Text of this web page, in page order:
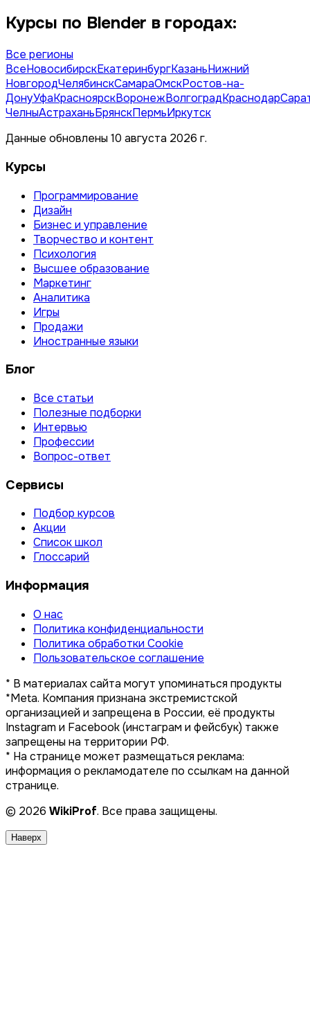
Курсы по Blender в городах:
Все регионы
ВсеНовосибирскЕкатеринбургКазаньНижний
НовгородЧелябинскСамараОмскРостов-на-
ДонуУфаКрасноярскВоронежВолгоградКраснодар
ЧелныАстраханьБрянскПермьИркутск
Данные обновлены 10 августа 2026 г.
Курсы
Программирование
Дизайн
Бизнес и управление
Творчество и контент
Психология
Высшее образование
Маркетинг
Аналитика
Игры
Продажи
Иностранные языки
Блог
Все статьи
Полезные подборки
Интервью
Профессии
Вопрос-ответ
Сервисы
Подбор курсов
Акции
Список школ
Глоссарий
Информация
О нас
Политика конфиденциальности
Политика обработки Cookie
Пользовательское соглашение
* В материалах сайта могут упоминаться продукты
*Meta. Компания признана экстремистской
организацией и запрещена в России, её продукты
Instagram и Facebook (инстаграм и фейсбук) также
запрещены на территории РФ.
* На странице может размещаться реклама:
информация о рекламодателе по ссылкам на данной
странице.
© 2026 WikiProf. Все права защищены.
Наверх